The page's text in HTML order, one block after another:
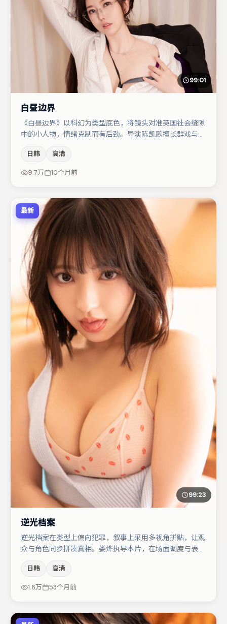
99:01
白昼边界
《白昼边界》以科幻为类型底色，将镜头对准英国社会缝隙
中的小人物，情绪克制而有后劲。导演陈凯歌擅长群戏与空
中承担叙事驱动，杨幂、任素汐分别提供反差与喜剧/悬疑
调剂（视场次而定）。整体完成度较高，适合周末一口气追
日韩 高清
9.7万 10个月前
最新
99:23
逆光档案
逆光档案在类型上偏向犯罪，叙事上采用多视角拼贴，让观
众与角色同步拼凑真相。娄烨执导本片，在场面调度与表演
对手戏构成全片情感锚点，张颂文则以细节塑造推动谜题层
层揭开。整体完成度较高，适合周末一口气追完。
日韩 高清
1.6万 53个月前